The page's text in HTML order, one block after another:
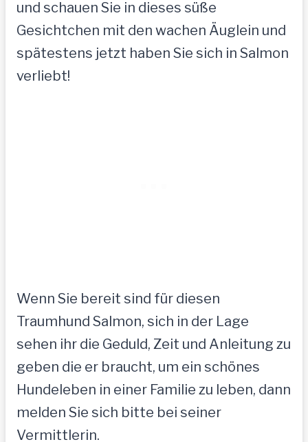
und schauen Sie in dieses süße
Gesichtchen mit den wachen Äuglein und
spätestens jetzt haben Sie sich in Salmon
verliebt!
Wenn Sie bereit sind für diesen
Traumhund Salmon, sich in der Lage
sehen ihr die Geduld, Zeit und Anleitung zu
geben die er braucht, um ein schönes
Hundeleben in einer Familie zu leben, dann
melden Sie sich bitte bei seiner
Vermittlerin.